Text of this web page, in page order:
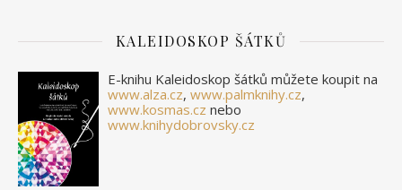
KALEIDOSKOP ŠÁTKŮ
E-knihu Kaleidoskop šátků můžete koupit na
www.alza.cz, www.palmknihy.cz,
www.kosmas.cz nebo
www.knihydobrovsky.cz